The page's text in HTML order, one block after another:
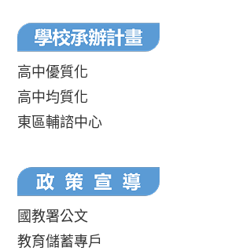
高中優質化
高中均質化
東區輔諮中心
國教署公文
教育儲蓄專戶